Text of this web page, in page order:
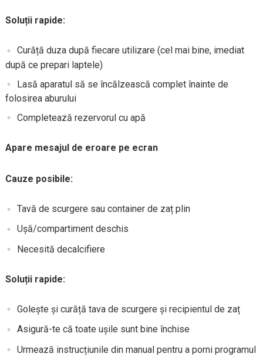
Soluții rapide:
Curăță duza după fiecare utilizare (cel mai bine, imediat
după ce prepari laptele)
Lasă aparatul să se încălzească complet înainte de
folosirea aburului
Completează rezervorul cu apă
Apare mesajul de eroare pe ecran
Cauze posibile:
Tavă de scurgere sau container de zaț plin
Ușă/compartiment deschis
Necesită decalcifiere
Soluții rapide:
Golește și curăță tava de scurgere și recipientul de zaț
Asigură-te că toate ușile sunt bine închise
Urmează instrucțiunile din manual pentru a porni programul